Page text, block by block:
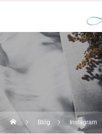
Blog Instagram